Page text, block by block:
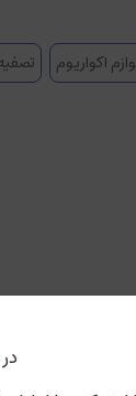
اکواریوم